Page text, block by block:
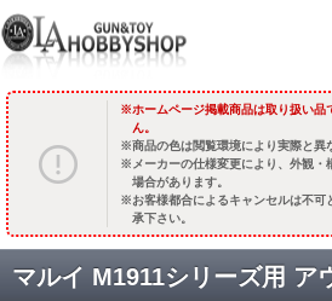
ホームページ掲載商品は取り扱い
ん。
商品の色は閲覧環境により実際と異
メーカーの仕様変更により、外観
場合があります。
お客様都合によるキャンセルは不
承下さい。